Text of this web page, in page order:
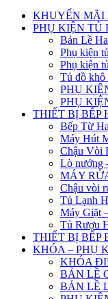
KHUYẾN MÃI
PHỤ KIỆN TỦ
Bản Lề
Phụ kiện
Phụ kiện
Tủ đồ khô
PHỤ
PHỤ
THIẾT BỊ BẾP
Bếp Từ
Máy Hút
Chậu Vòi
Lò nướng
MÁY
Chậu vòi
Tủ Lạnh
Máy Giặt
Tủ Rượu
THIẾT BỊ BẾP
KHÓA – PHỤ
KHÓA
BẢN LỀ
BẢN LỀ